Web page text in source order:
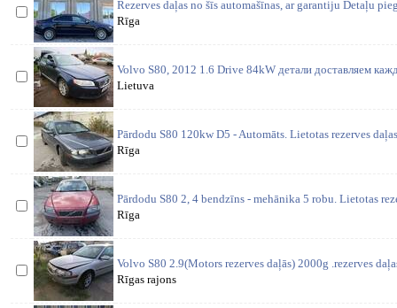
Rezerves daļas no šīs automašīnas, ar garantiju Detaļu
Rīga
Volvo S80, 2012 1.6 Drive 84kW детали доставляем
Lietuva
Pārdodu S80 120kw D5 - Automāts. Lietotas rezerves
Rīga
Pārdodu S80 2, 4 bendzīns - mehānika 5 robu. Lietotas
Rīga
Volvo S80 2.9(Motors rezerves daļās) 2000g .rezerves
Rīgas rajons